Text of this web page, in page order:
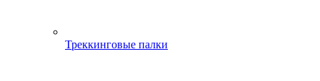
Треккинговые палки